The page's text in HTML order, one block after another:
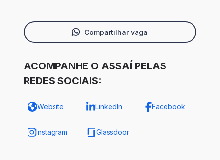
Compartilhar vaga
ACOMPANHE O ASSAÍ PELAS
REDES SOCIAIS:
Website LinkedIn Facebook
Instagram Glassdoor